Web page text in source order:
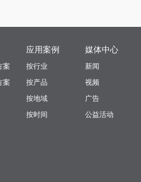
案
案
应用案例
按行业
按产品
按地域
按时间
媒体中心
新闻
视频
广告
公益活动